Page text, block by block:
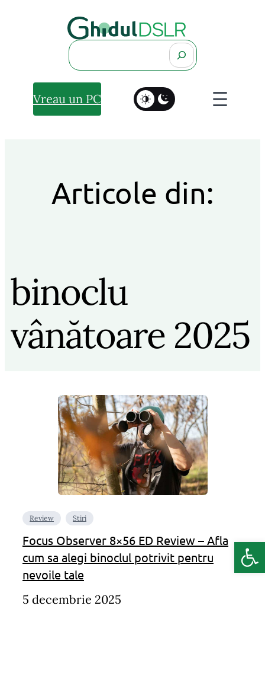
Search
Vreau un PC
Articole din:
binoclu
vânătoare 2025
Review Stiri
Focus Observer 8×56 ED Review – Afla
cum sa alegi binoclul potrivit pentru
nevoile tale
5 decembrie 2025